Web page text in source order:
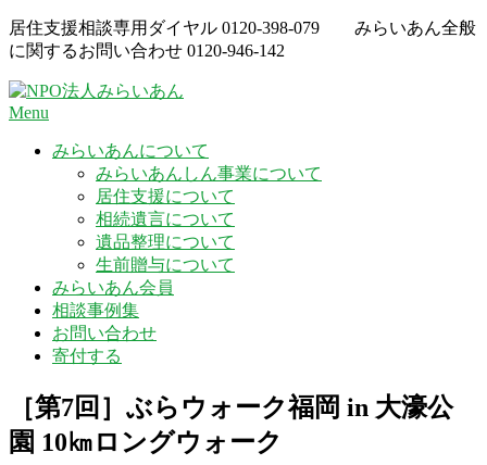
Skip
to
content
居住支援相談専用ダイヤル 0120-398-079
みらいあん全般
に関するお問い合わせ 0120-946-142
Menu
みらいあんについて
みらいあんしん事業について
居住支援について
相続遺言について
遺品整理について
生前贈与について
みらいあん会員
相談事例集
お問い合わせ
寄付する
［第7回］ぶらウォーク福岡 in 大濠公
園 10㎞ロングウォーク